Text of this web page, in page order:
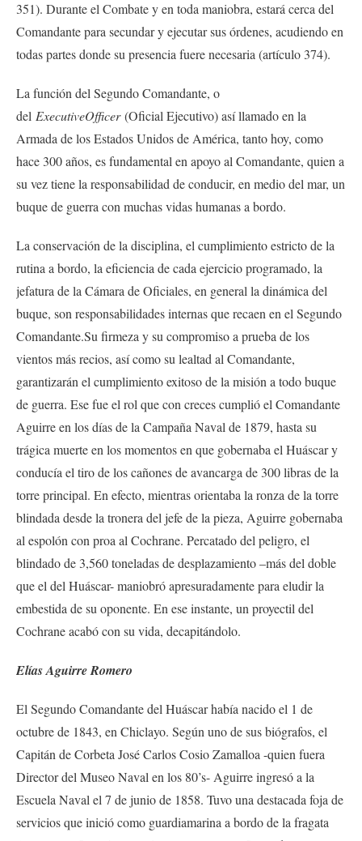
351). Durante el Combate y en toda maniobra, estará cerca del
Comandante para secundar y ejecutar sus órdenes, acudiendo en
todas partes donde su presencia fuere necesaria (artículo 374).
La función del Segundo Comandante, o
del ExecutiveOfficer(Oficial Ejecutivo) así llamado en la
Armada de los Estados Unidos de América, tanto hoy, como
hace 300 años, es fundamental en apoyo al Comandante, quien a
su vez tiene la responsabilidad de conducir, en medio del mar, un
buque de guerra con muchas vidas humanas a bordo.
La conservación de la disciplina, el cumplimiento estricto de la
rutina a bordo, la eficiencia de cada ejercicio programado, la
jefatura de la Cámara de Oficiales, en general la dinámica del
buque, son responsabilidades internas que recaen en el Segundo
Comandante.Su firmeza y su compromiso a prueba de los
vientos más recios, así como su lealtad al Comandante,
garantizarán el cumplimiento exitoso de la misión a todo buque
de guerra. Ese fue el rol que con creces cumplió el Comandante
Aguirre en los días de la Campaña Naval de 1879, hasta su
trágica muerte en los momentos en que gobernaba el Huáscar y
conducía el tiro de los cañones de avancarga de 300 libras de la
torre principal. En efecto, mientras orientaba la ronza de la torre
blindada desde la tronera del jefe de la pieza, Aguirre gobernaba
al espolón con proa al Cochrane. Percatado del peligro, el
blindado de 3,560 toneladas de desplazamiento –más del doble
que el del Huáscar- maniobró apresuradamente para eludir la
embestida de su oponente. En ese instante, un proyectil del
Cochrane acabó con su vida, decapitándolo.
Elías Aguirre Romero
El Segundo Comandante del Huáscar había nacido el 1 de
octubre de 1843, en Chiclayo. Según uno de sus biógrafos, el
Capitán de Corbeta José Carlos Cosio Zamalloa -quien fuera
Director del Museo Naval en los 80’s- Aguirre ingresó a la
Escuela Naval el 7 de junio de 1858. Tuvo una destacada foja de
servicios que inició como guardiamarina a bordo de la fragata